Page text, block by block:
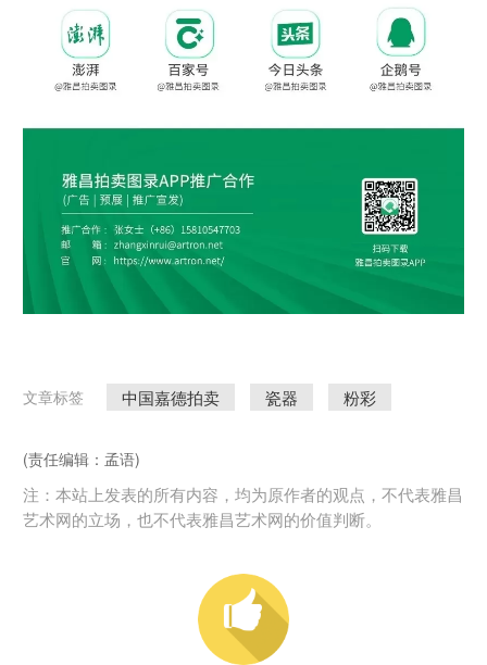
文章标签 中国嘉德拍卖 瓷器 粉彩
(责任编辑：孟语)
注：本站上发表的所有内容，均为原作者的观点，不代表雅昌
艺术网的立场，也不代表雅昌艺术网的价值判断。